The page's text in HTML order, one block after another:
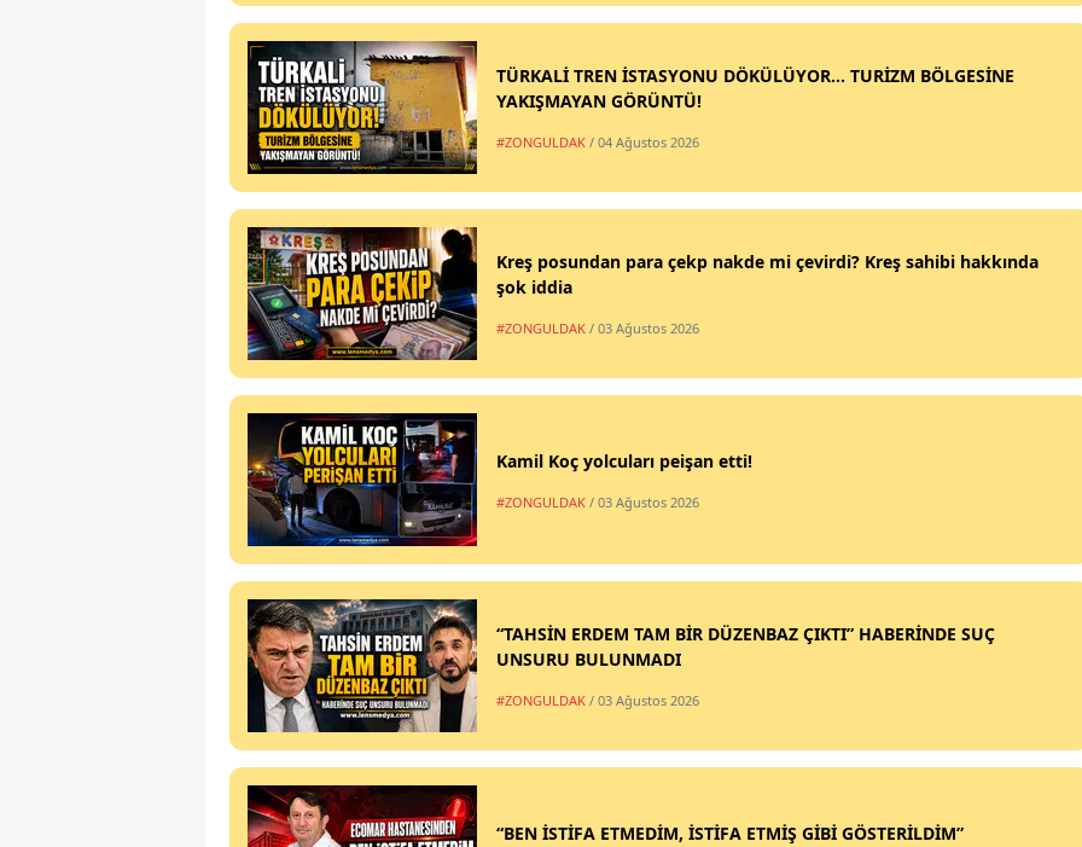
TÜRKALİ TREN İSTASYONU DÖKÜLÜYOR... TURİZM BÖLGESİNE
YAKIŞMAYAN GÖRÜNTÜ!
#ZONGULDAK / 04 Ağustos 2026
Kreş posundan para çekp nakde mi çevirdi? Kreş sahibi hakkında
şok iddia
#ZONGULDAK / 03 Ağustos 2026
Kamil Koç yolcuları peişan etti!
#ZONGULDAK / 03 Ağustos 2026
“TAHSİN ERDEM TAM BİR DÜZENBAZ ÇIKTI” HABERİNDE SUÇ
UNSURU BULUNMADI
#ZONGULDAK / 03 Ağustos 2026
“BEN İSTİFA ETMEDİM, İSTİFA ETMİŞ GİBİ GÖSTERİLDİM”